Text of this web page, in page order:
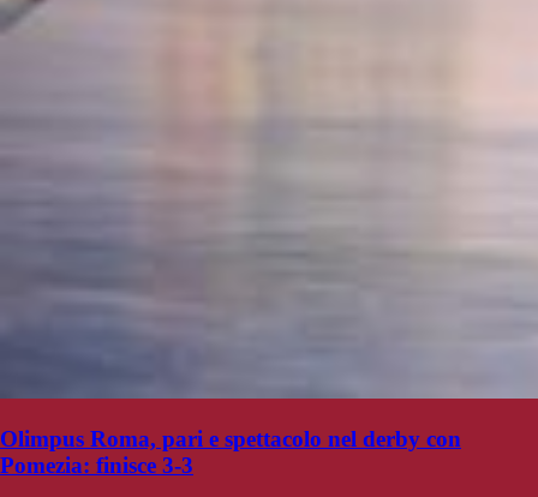
Olimpus Roma, pari e spettacolo nel derby con
Pomezia: finisce 3-3